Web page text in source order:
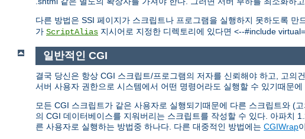
다른 방법은 SSI 페이지가 스크립트나 프로그램을 실행하지 못하도록 만
가 ScriptAlias 지시어로 지정한 디렉토리에 있다면 <--#include
일반적인 CGI
결국 당신은 항상 CGI 스크립트/프로그램의 저자를 신뢰해야 하고, 고
서버 사용자 권한으로 시스템에서 어떤 명령어라도 실행할 수 있기때문
모든 CGI 스크립트가 같은 사용자로 실행되기때문에 다른 스크립트와 (
의 CGI 데이터베이스를 지워버리는 스크립트를 작성할 수 있다. 아파치
른 사용자로 실행하는 방법중 하나다. 다른 대중적인 방법에는 CGIWrap